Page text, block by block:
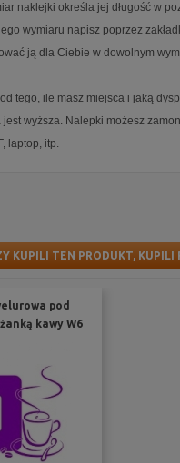
naklejki określa jej długość w
wymiaru napisz poprzez
ją dla Ciebie w dowolnym
tego, ile masz miejsca i jaką
wyższa. Nalepki możesz
laptop, itp.
KUPILI TEN PRODUKT, KUPILI
pod
kawy W6